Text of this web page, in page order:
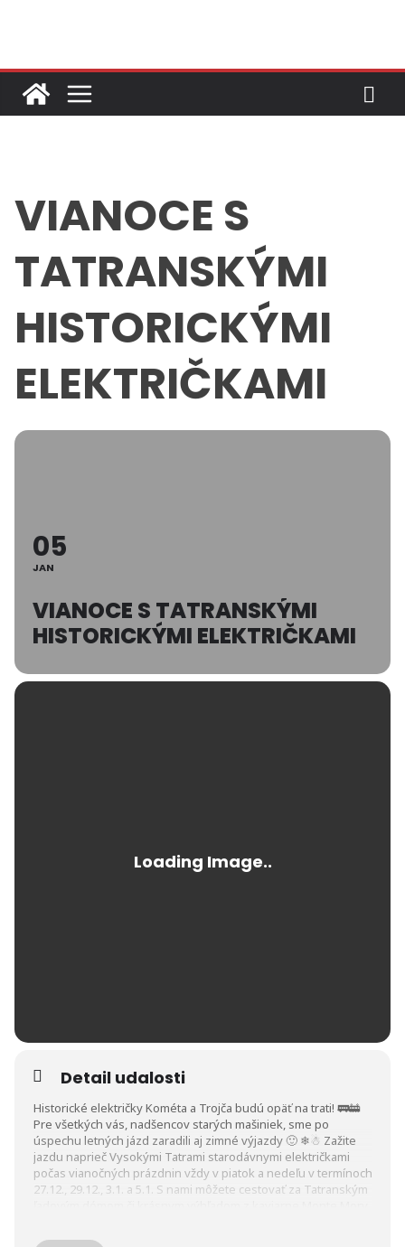
VIANOCE S
TATRANSKÝMI
HISTORICKÝMI
ELEKTRIČKAMI
05
JAN
VIANOCE S TATRANSKÝMI
HISTORICKÝMI ELEKTRIČKAMI
Detail udalosti
Historické električky Kométa a Trojča budú opäť na trati! 🚃🚋
Pre všetkých vás, nadšencov starých mašiniek, sme po
úspechu letných jázd zaradili aj zimné výjazdy 🙂 ❄☃ Zažite
jazdu naprieč Vysokými Tatrami starodávnymi električkami
počas vianočných prázdnin vždy v piatok a nedeľu v termínoch
27.12., 29.12., 3.1. a 5.1. S nami môžete cestovať za Tatranským
🙂 🍷☕ Tešíme sa na Vás 🙂